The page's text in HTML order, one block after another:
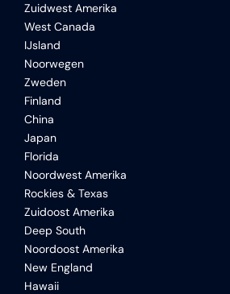
Zuidwest Amerika
West Canada
IJsland
Noorwegen
Zweden
Finland
China
Japan
Florida
Noordwest Amerika
Rockies & Texas
Zuidoost Amerika
Deep South
Noordoost Amerika
New England
Hawaii